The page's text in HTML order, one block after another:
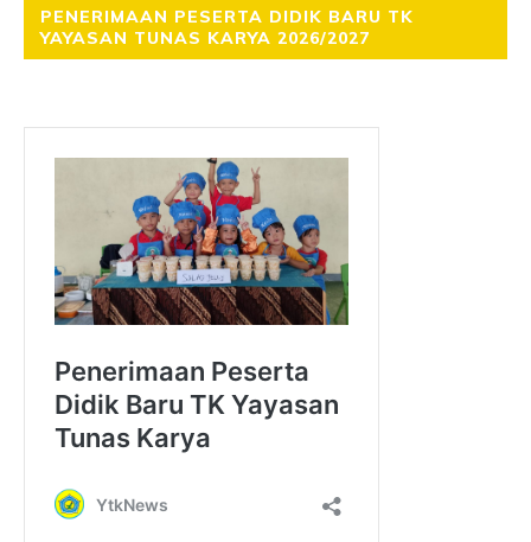
PENERIMAAN PESERTA DIDIK BARU TK
YAYASAN TUNAS KARYA 2026/2027